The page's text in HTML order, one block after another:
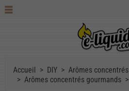
Accueil DIY
Arômes concentrés
Arômes concentrés gourmands